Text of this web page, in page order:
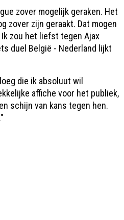
zover mogelijk geraken. Het
zover zijn geraakt. Dat mogen
zou het liefst tegen Ajax
duel België - Nederland lijkt
die ik absoluut wil
affiche voor het publiek,
schijn van kans tegen hen.